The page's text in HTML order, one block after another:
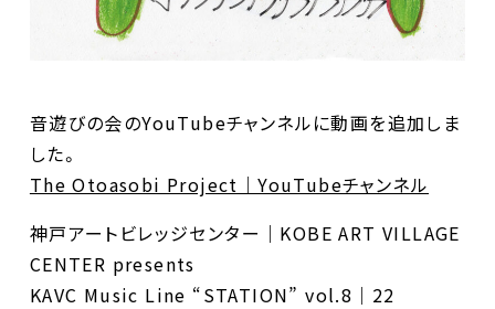
音遊びの会のYouTubeチャンネルに動画を追加しま
した。
The Otoasobi Project｜YouTubeチャンネル
神戸アートビレッジセンター｜KOBE ART VILLAGE
CENTER presents
KAVC Music Line “STATION” vol.8｜22